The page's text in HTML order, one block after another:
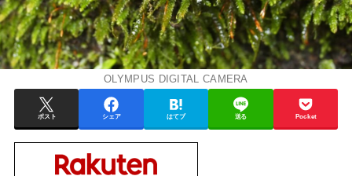
OLYMPUS DIGITAL CAMERA
ポスト シェア はてブ 送る Pocket